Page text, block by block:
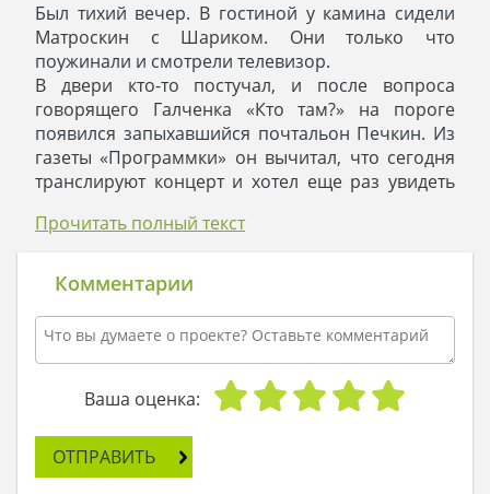
Был тихий вечер. В гостиной у камина сидели
Матроскин с Шариком. Они только что
поужинали и смотрели телевизор.
В двери кто-то постучал, и после вопроса
говорящего Галченка «Кто там?» на пороге
появился запыхавшийся почтальон Печкин. Из
газеты «Программки» он вычитал, что сегодня
транслируют концерт и хотел еще раз увидеть
платье.
завидовал Матроскину и Шарику, которые
теперь жили шикарно в новом доме! Спали в
отдельных спальнях, а третью держали для дяди
Федора. Они ездили каждый на своей машине. В
доме был двухместный гараж.
Словом, от прежней бездомной жизни ничего
фермой, рядом открыл магазин по сбыту
молочной продукции, где бойко шла торговля.
Прочитать полный текст
Комментарии
Ваша оценка:
ОТПРАВИТЬ